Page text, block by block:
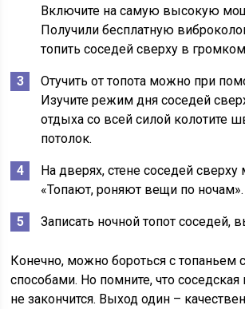
Включите на самую высокую
Получили бесплатную
топить соседей сверху в
Отучить от топота можно при
Изучите режим дня соседей
отдыха со всей силой колотите
потолок.
На дверях, стене соседей сверху
«Топают, роняют вещи по ночам».
Записать ночной топот соседей,
Конечно, можно бороться с топаньем
способами. Но помните, что
не закончится. Выход один –